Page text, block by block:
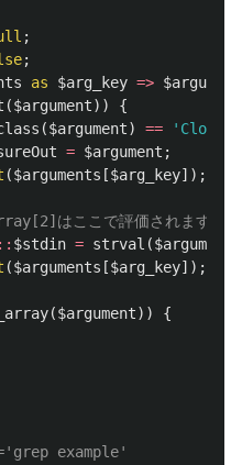
;
;
as $arg_key => $argument
($argument))
{
($argument) ==
= $argument ;
($arguments [$arg_key]);
はここで評価されます。つ
:: $stdin = strval ($argument
($arguments [$arg_key]);
($argument))
{
example'